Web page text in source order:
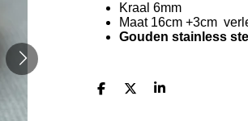
Kraal 6mm
Maat 16cm +3cm
Gouden stainless
D
D
S